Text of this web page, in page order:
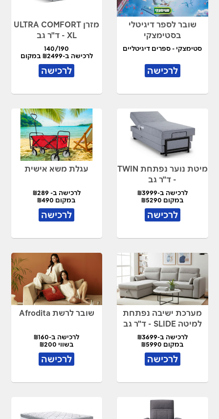
שובר לספר דיגיטלי
בסטימצקי
סטימצקי - ספרים דיגיטליים
לרכישה
מזרן ULTRA COMFORT
XL - ד"ר גב
140/190
לרכישה ב-₪2499 במקום
₪4990
לרכישה
מיטת נוער נפתחת TWIN
- ד"ר גב
לרכישה ב-₪3999
במקום ₪5290
לרכישה
עגלת משא אישית
לרכישה ב- ₪289
במקום ₪490
לרכישה
מערכת ישיבה נפתחת
למיטה SLIDE - ד"ר גב
לרכישה ב-₪3699
במקום ₪5990
לרכישה
שובר לרשת Afrodita
לרכישה ב-₪160
בשווי ₪200
לרכישה